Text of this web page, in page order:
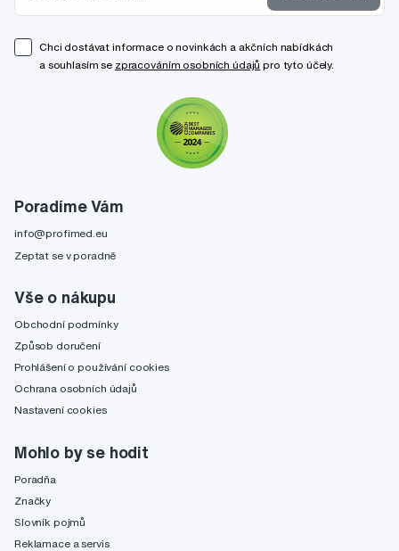
Poradíme Vám
info@profimed.eu
Zeptat se v poradně
Vše o nákupu
Obchodní podmínky
Způsob doručení
Prohlášení o používání cookies
Ochrana osobních údajů
Nastavení cookies
Mohlo by se hodit
Poradňa
Značky
Slovník pojmů
Reklamace a servis
Chci dostávat informace o novinkách a akčních nabídkách
a souhlasím se zpracováním osobních údajů pro tyto účely.